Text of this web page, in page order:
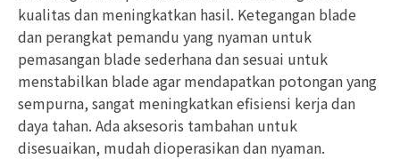
kualitas dan meningkatkan hasil. Ketegangan blade
dan perangkat pemandu yang nyaman untuk
pemasangan blade sederhana dan sesuai untuk
menstabilkan blade agar mendapatkan potongan yang
sempurna, sangat meningkatkan efisiensi kerja dan
daya tahan. Ada aksesoris tambahan untuk
disesuaikan, mudah dioperasikan dan nyaman.